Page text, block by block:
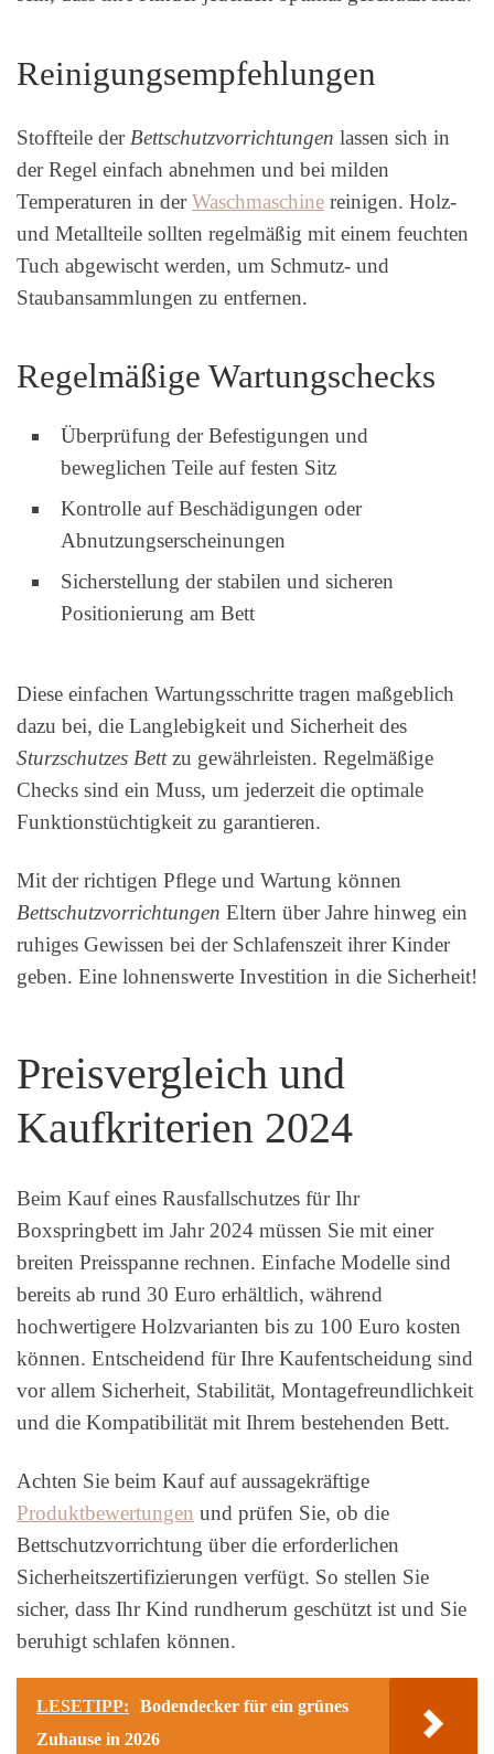
Reinigungsempfehlungen
Stoffteile der Bettschutzvorrichtungen lassen sich in
der Regel einfach abnehmen und bei milden
Temperaturen in derWaschmaschine reinigen. Holz-
und Metallteile sollten regelmäßig mit einem feuchten
Tuch abgewischt werden, um Schmutz- und
Staubansammlungen zu entfernen.
Regelmäßige Wartungschecks
Überprüfung der Befestigungen und
beweglichen Teile auf festen Sitz
Kontrolle auf Beschädigungen oder
Abnutzungserscheinungen
Sicherstellung der stabilen und sicheren
Positionierung am Bett
Diese einfachen Wartungsschritte tragen maßgeblich
dazu bei, die Langlebigkeit und Sicherheit des
Sturzschutzes Bettzu gewährleisten. Regelmäßige
Checks sind ein Muss, um jederzeit die optimale
Funktionstüchtigkeit zu garantieren.
Mit der richtigen Pflege und Wartung können
Bettschutzvorrichtungen Eltern über Jahre hinweg ein
ruhiges Gewissen bei der Schlafenszeit ihrer Kinder
geben. Eine lohnenswerte Investition in die Sicherheit!
Preisvergleich und
Kaufkriterien 2024
Beim Kauf eines Rausfallschutzes für Ihr
Boxspringbett im Jahr 2024 müssen Sie mit einer
breiten Preisspanne rechnen. Einfache Modelle sind
bereits ab rund 30 Euro erhältlich, während
hochwertigere Holzvarianten bis zu 100 Euro kosten
können. Entscheidend für Ihre Kaufentscheidung sind
vor allem Sicherheit, Stabilität, Montagefreundlichkeit
und die Kompatibilität mit Ihrem bestehenden Bett.
Achten Sie beim Kauf auf aussagekräftige
Produktbewertungen und prüfen Sie, ob die
Bettschutzvorrichtung über die erforderlichen
Sicherheitszertifizierungen verfügt. So stellen Sie
sicher, dass Ihr Kind rundherum geschützt ist und Sie
beruhigt schlafen können.
LESETIPP:
Bodendecker für ein grünes
Zuhause in 2026